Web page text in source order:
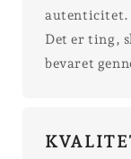
autenticitet.
Det er ting,
bevaret